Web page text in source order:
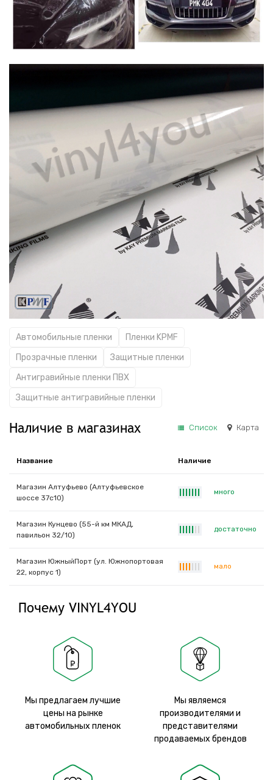
Автомобильные пленки
Пленки KPMF
Прозрачные пленки
Защитные пленки
Антигравийные пленки ПВХ
Защитные антигравийные пленки
Наличие в магазинах Список Карта
Название Наличие
Магазин Алтуфьево (Алтуфьевское
шоссе 37с10)
много
Магазин Кунцево (55-й км МКАД,
павильон 32/10)
достаточно
Магазин ЮжныйПорт (ул. Южнопортовая
22, корпус 1)
мало
Почему VINYL4YOU
Мы предлагаем лучшие
цены на рынке
автомобильных пленок
Мы являемся
производителями и
представителями
продаваемых брендов